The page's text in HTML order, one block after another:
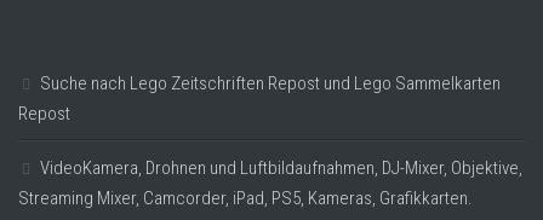
Suche nach Lego Zeitschriften Repost und Lego Sammelkarten
Repost
VideoKamera, Drohnen und Luftbildaufnahmen, DJ-Mixer, Objektive,
Streaming Mixer, Camcorder, iPad, PS5, Kameras, Grafikkarten.